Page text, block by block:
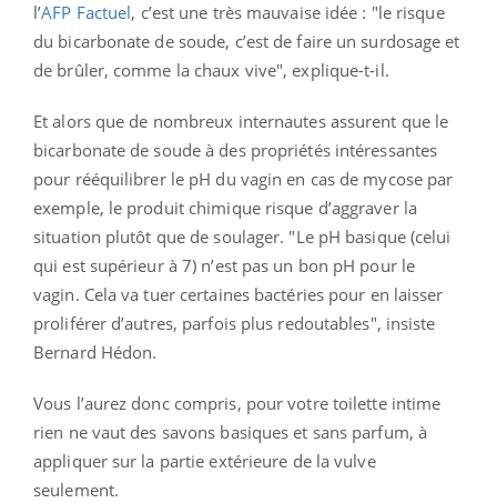
l’AFP Factuel, c’est une très mauvaise idée : "le risque
du bicarbonate de soude, c’est de faire un surdosage et
de brûler, comme la chaux vive", explique-t-il.
Et alors que de nombreux internautes assurent que le
bicarbonate de soude à des propriétés intéressantes
pour rééquilibrer le pH du vagin en cas de mycose par
exemple, le produit chimique risque d’aggraver la
situation plutôt que de soulager. "Le pH basique (celui
qui est supérieur à 7) n’est pas un bon pH pour le
vagin. Cela va tuer certaines bactéries pour en laisser
proliférer d’autres, parfois plus redoutables", insiste
Bernard Hédon.
Vous l’aurez donc compris, pour votre toilette intime
rien ne vaut des savons basiques et sans parfum, à
appliquer sur la partie extérieure de la vulve
seulement.